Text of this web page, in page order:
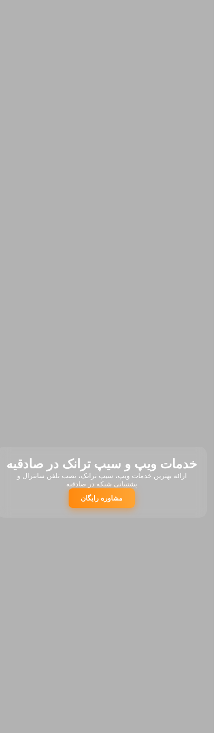
خدمات ویپ و سیپ ترانک در صادقیه
ارائه بهترین خدمات ویپ، سیپ ترانک، نصب تلفن سانترال و
پشتیبانی شبکه در صادقیه
مشاوره رایگان